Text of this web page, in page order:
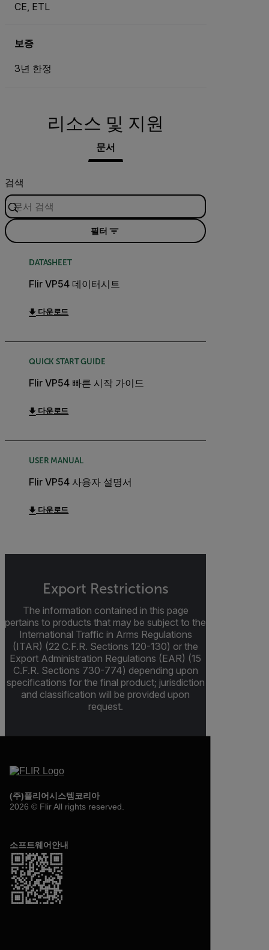
CE, ETL
보증
3년 한정
리소스 및 지원
문서
검색
필터
DATASHEET
Flir VP54 데이터시트
다운로드
QUICK START GUIDE
Flir VP54 빠른 시작 가이드
다운로드
USER MANUAL
Flir VP54 사용자 설명서
다운로드
Export Restrictions
The information contained in this page
pertains to products that may be subject to the
International Traffic in Arms Regulations
(ITAR) (22 C.F.R. Sections 120-130) or the
Export Administration Regulations (EAR) (15
C.F.R. Sections 730-774) depending upon
specifications for the final product; jurisdiction
and classification will be provided upon
request.
(주)플리어시스템코리아
2026 © Flir All rights reserved.
소프트웨어안내